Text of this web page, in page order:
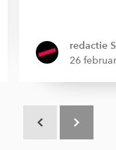
redactie
26